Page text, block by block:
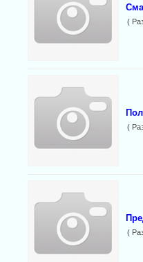
(
(
(